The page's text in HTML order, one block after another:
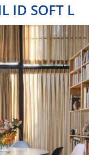
ID SOFT L